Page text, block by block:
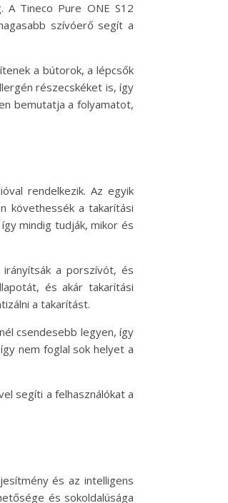
A Tineco Pure ONE S12
szívóerő segít a
a bútorok, a lépcsők
részecskéket is, így
bemutatja a folyamatot,
rendelkezik. Az egyik
követhessék a takarítási
mindig tudják, mikor és
irányítsák a porszívót, és
és akár takarítási
a takarítást.
csendesebb legyen, így
nem foglal sok helyet a
segíti a felhasználókat a
és az intelligens
és sokoldalúsága